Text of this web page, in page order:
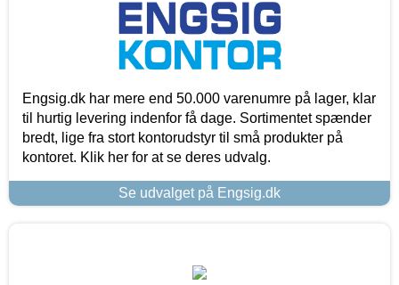
Engsig.dk har mere end 50.000 varenumre på lager, klar
til hurtig levering indenfor få dage. Sortimentet spænder
bredt, lige fra stort kontorudstyr til små produkter på
kontoret. Klik her for at se deres udvalg.
Se udvalget på Engsig.dk